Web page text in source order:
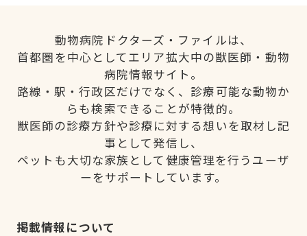
動物病院ドクターズ・ファイルは、
首都圏を中心としてエリア拡大中の獣医師・動物
病院情報サイト。
路線・駅・行政区だけでなく、診療可能な動物か
らも検索できることが特徴的。
獣医師の診療方針や診療に対する想いを取材し記
事として発信し、
ペットも大切な家族として健康管理を行うユーザ
ーをサポートしています。
掲載情報について